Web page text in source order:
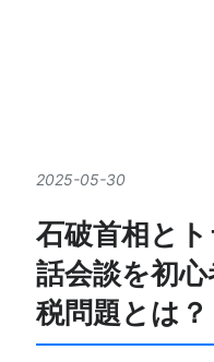
2025-05-30
石破首相と
話会談を初
税問題とは？